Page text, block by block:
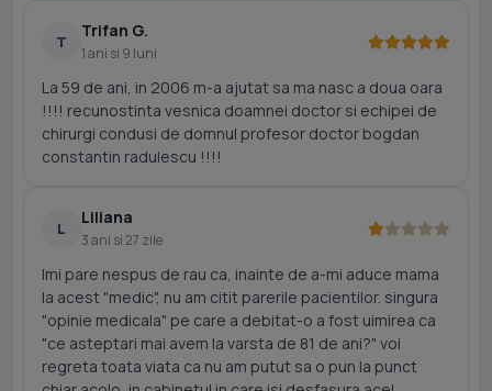
T
Trifan G.
1 ani si 9 luni
La 59 de ani, in 2006 m-a ajutat sa ma nasc a doua oara
!!!! recunostinta vesnica doamnei doctor si echipei de
chirurgi condusi de domnul profesor doctor bogdan
constantin radulescu !!!!
L
Liliana
3 ani si 27 zile
Imi pare nespus de rau ca, inainte de a-mi aduce mama
la acest "medic", nu am citit parerile pacientilor. singura
"opinie medicala" pe care a debitat-o a fost uimirea ca
"ce asteptari mai avem la varsta de 81 de ani?" voi
regreta toata viata ca nu am putut sa o pun la punct